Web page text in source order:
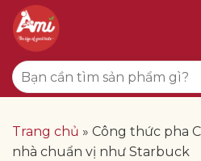
qua
dung
Tìm
kiếm:
Trang chủ » Công thức pha
nhà chuẩn vị như Starbuck